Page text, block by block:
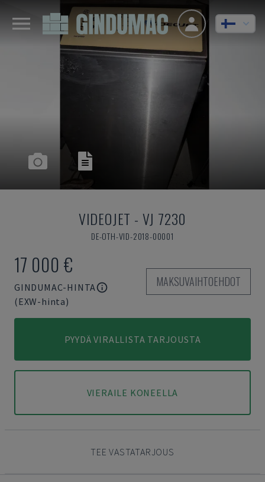
VIDEOJET - VJ 7230
DE-OTH-VID-2018-00001
17 000 €
GINDUMAC-HINTA
(EXW-hinta)
MAKSUVAIHTOEHDOT
PYYDÄ VIRALLISTA TARJOUSTA
VIERAILE KONEELLA
TEE VASTATARJOUS